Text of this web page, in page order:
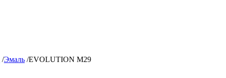
/Эмаль /EVOLUTION M29